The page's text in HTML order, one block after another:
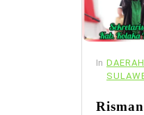
In DAERAH